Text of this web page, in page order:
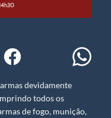
devidamente
todos os
de fogo, munição,